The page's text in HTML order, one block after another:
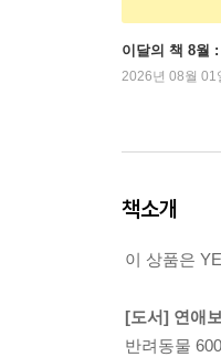
이달의 책 8월
2026년 08월 01
책소개
이 상품은
[도서] 연애
반려동물